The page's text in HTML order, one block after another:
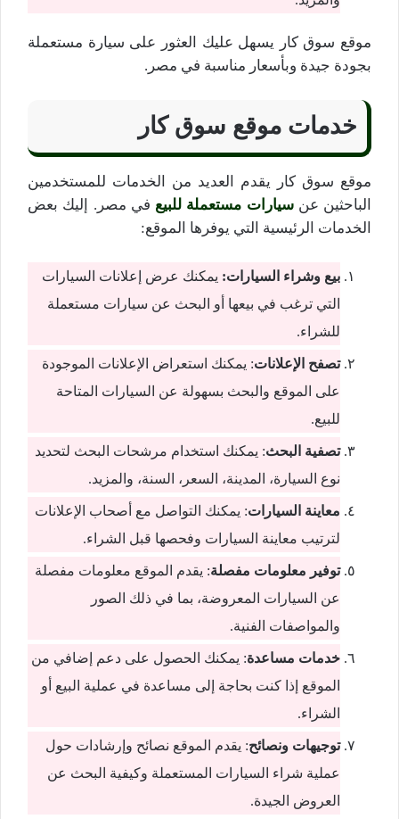
موقع سوق كار يسهل عليك العثور على سيارة مستعملة
بجودة جيدة وبأسعار مناسبة في مصر.
خدمات موقع سوق كار
موقع سوق كار يقدم العديد من الخدمات للمستخدمين
الباحثين عنسيارات مستعملة للبيع في مصر. إليك بعض
الخدمات الرئيسية التي يوفرها الموقع:
بيع وشراء السيارات: يمكنك عرض إعلانات السيارات
التي ترغب في بيعها أو البحث عن سيارات مستعملة
للشراء.
تصفح الإعلانات: يمكنك استعراض الإعلانات الموجودة
على الموقع والبحث بسهولة عن السيارات المتاحة
للبيع.
تصفية البحث: يمكنك استخدام مرشحات البحث لتحديد
نوع السيارة، المدينة، السعر، السنة، والمزيد.
معاينة السيارات: يمكنك التواصل مع أصحاب الإعلانات
لترتيب معاينة السيارات وفحصها قبل الشراء.
توفير معلومات مفصلة: يقدم الموقع معلومات مفصلة
عن السيارات المعروضة، بما في ذلك الصور
والمواصفات الفنية.
خدمات مساعدة: يمكنك الحصول على دعم إضافي من
الموقع إذا كنت بحاجة إلى مساعدة في عملية البيع أو
الشراء.
توجيهات ونصائح: يقدم الموقع نصائح وإرشادات حول
عملية شراء السيارات المستعملة وكيفية البحث عن
العروض الجيدة.